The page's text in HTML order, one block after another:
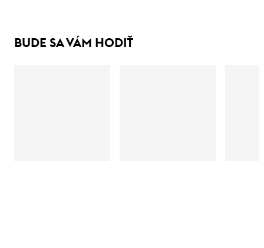
BUDE SA VÁM HODIŤ